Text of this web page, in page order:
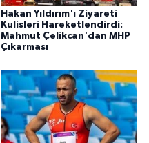
Hakan Yıldırım'ı Ziyareti
Kulisleri Hareketlendirdi:
Mahmut Çelikcan'dan MHP
Çıkarması